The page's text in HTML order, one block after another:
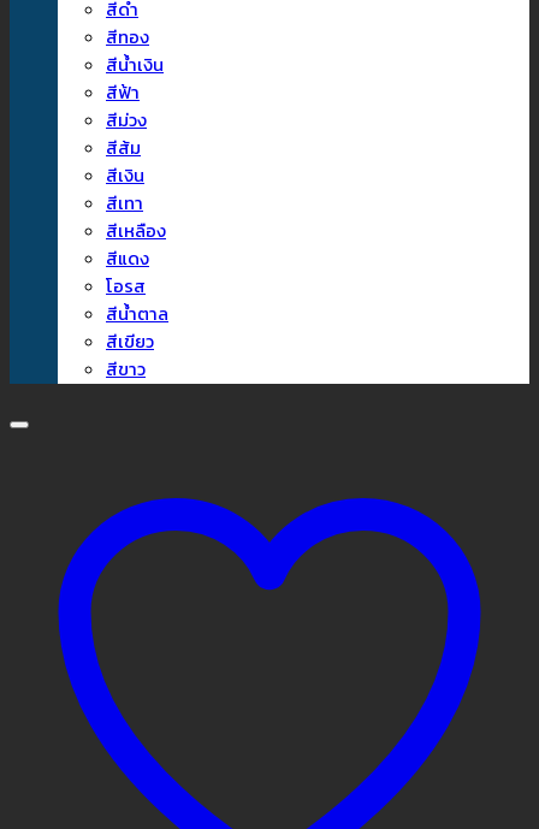
สีดำ
สีทอง
สีน้ำเงิน
สีฟ้า
สีม่วง
สีส้ม
สีเงิน
สีเทา
สีเหลือง
สีแดง
โอรส
สีน้ำตาล
สีเขียว
สีขาว